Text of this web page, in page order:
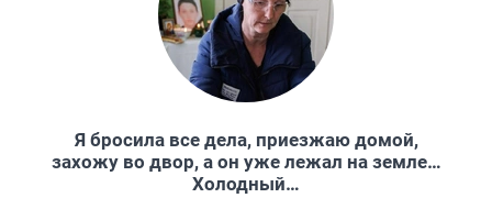
Я бросила все дела, приезжаю домой,
захожу во двор, а он уже лежал на земле…
Холодный…